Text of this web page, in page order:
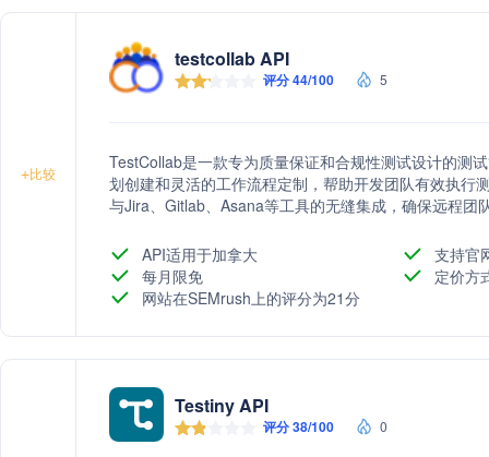
+比较
testcollab API
评分 44/100 5
TestCollab是一款专为质量保证和合规性测试设计的测
划创建和灵活的工作流程定制，帮助开发团队有效执行
与Jira、Gitlab、Asana等工具的无缝集成，确保远程团
API适用于加拿大
支持官
每月限免
定价方
网站在SEMrush上的评分为21分
Testiny API
评分 38/100 0